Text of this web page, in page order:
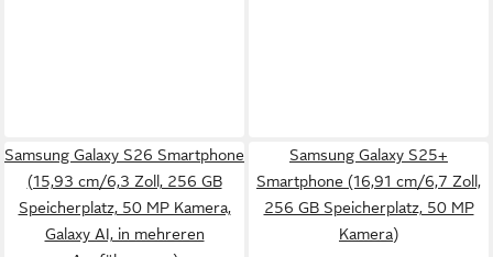
Samsung Galaxy S26 Smartphone
(15,93 cm/6,3 Zoll, 256 GB
Speicherplatz, 50 MP Kamera,
Galaxy AI, in mehreren
Samsung Galaxy S25+
Smartphone (16,91 cm/6,7 Zoll,
256 GB Speicherplatz, 50 MP
Kamera)